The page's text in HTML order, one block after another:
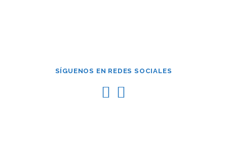
SÍGUENOS EN REDES SOCIALES